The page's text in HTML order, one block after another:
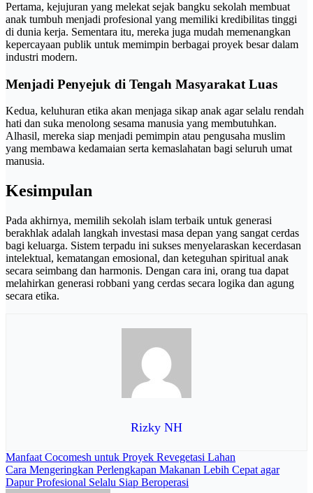
Pertama, kejujuran yang melekat sejak bangku sekolah membuat
anak tumbuh menjadi profesional yang memiliki kredibilitas tinggi
di dunia kerja. Sementara itu, mereka juga mudah memenangkan
kepercayaan publik untuk memimpin berbagai proyek besar dalam
industri modern.
Menjadi Penyejuk di Tengah Masyarakat Luas
Kedua, keluhuran etika akan menjaga sikap anak agar selalu rendah
hati dan suka menolong sesama manusia yang membutuhkan.
Alhasil, mereka siap menjadi pemimpin atau pengusaha muslim
yang membawa kedamaian serta kemaslahatan bagi seluruh umat
manusia.
Kesimpulan
Pada akhirnya, memilih sekolah islam terbaik untuk generasi
berakhlak adalah langkah investasi masa depan yang sangat cerdas
bagi keluarga. Sistem terpadu ini sukses menyelaraskan kecerdasan
intelektual, kematangan emosional, dan keteguhan spiritual anak
secara seimbang dan harmonis. Dengan cara ini, orang tua dapat
melahirkan generasi robbani yang cerdas secara logika dan agung
secara etika.
Rizky NH
Navigasi
pos
Manfaat Cocomesh untuk Proyek Revegetasi Lahan
Cara Mengeringkan Perlengkapan Makanan Lebih Cepat agar
Dapur Profesional Selalu Siap Beroperasi